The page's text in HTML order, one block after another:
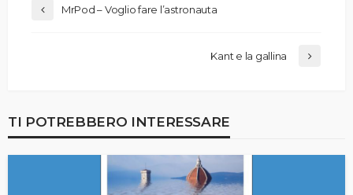
MrPod – Voglio fare l’astronauta
Kant e la gallina
TI POTREBBERO INTERESSARE